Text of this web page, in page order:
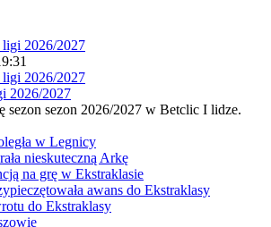
2026/2027
sezon sezon 2026/2027 w Betclic I lidze.
w Legnicy
nieskuteczną Arkę
na grę w Ekstraklasie
awans do Ekstraklasy
do Ekstraklasy